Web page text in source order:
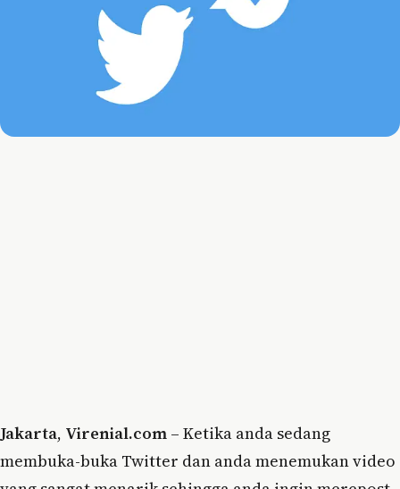
Jakarta, Virenial.com – Ketika anda sedang
membuka-buka Twitter dan anda menemukan video